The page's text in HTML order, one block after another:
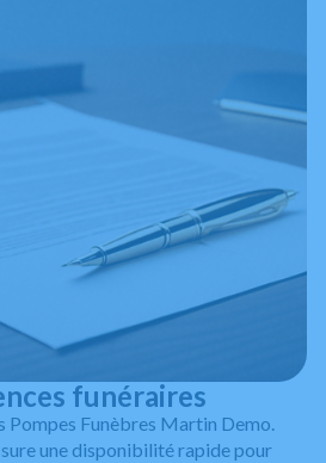
funéraires
Pompes Funèbres Martin Demo.
une disponibilité rapide pour